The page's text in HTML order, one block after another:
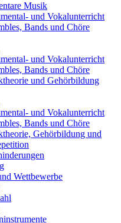
Musik
und Vokalunterricht
Bands und Chöre
und Vokalunterricht
Bands und Chöre
und Gehörbildung
und Vokalunterricht
Bands und Chöre
Gehörbildung und
Wettbewerbe